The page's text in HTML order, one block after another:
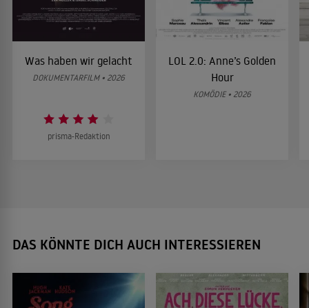
Was haben wir gelacht
DOKUMENTARFILM • 2026
prisma-Redaktion
LOL 2.0: Anne’s Golden
Hour
KOMÖDIE • 2026
DAS KÖNNTE DICH AUCH INTERESSIEREN